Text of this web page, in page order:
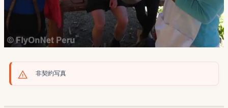
非契約写真